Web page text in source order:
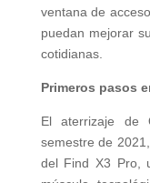
ventana de
puedan mejorar
cotidianas.
Primeros pasos
El aterrizaje de
semestre de
del Find X3 Pro,